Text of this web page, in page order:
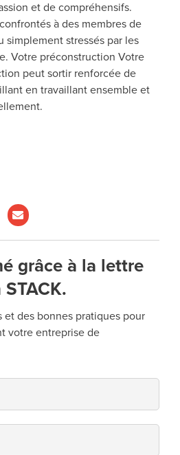
et de compréhensifs.
à des membres de
simplement stressés par les
Votre préconstruction Votre
peut sortir renforcée de
en travaillant ensemble et
grâce à la lettre
des bonnes pratiques pour
votre entreprise de